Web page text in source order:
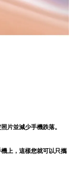
片並減少手機跌落。
上，這樣您就可以只攜